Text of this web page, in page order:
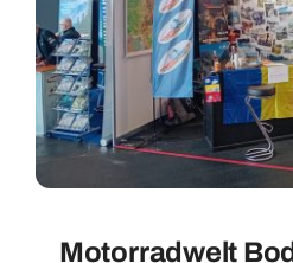
Motorradwelt